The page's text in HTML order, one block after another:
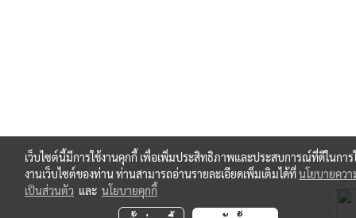
เว็บไซต์นี้มีการใช้งานคุกกี้ เพื่อเพิ่มประสิทธิภาพและประสบการณ์ที่ดีในการ
งานเว็บไซต์ของท่าน ท่านสามารถอ่านรายละเอียดเพิ่มเติมได้ที่นโยบายคว
เป็นส่วนตัว และ นโยบายคุกกี้